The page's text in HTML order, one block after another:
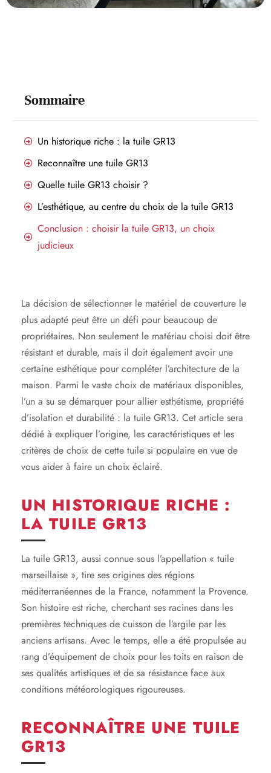
La décision de sélectionner le matériel de couverture le
plus adapté peut être un défi pour beaucoup de
propriétaires. Non seulement le matériau choisi doit être
résistant et durable, mais il doit également avoir une
certaine esthétique pour compléter l’architecture de la
maison. Parmi le vaste choix de matériaux disponibles,
l’un a su se démarquer pour allier esthétisme, propriété
d’isolation et durabilité : la tuile GR13. Cet article sera
dédié à expliquer l’origine, les caractéristiques et les
critères de choix de cette tuile si populaire en vue de
vous aider à faire un choix éclairé.
UN HISTORIQUE RICHE :
LA TUILE GR13
La tuile GR13, aussi connue sous l’appellation « tuile
marseillaise », tire ses origines des régions
méditerranéennes de la France, notamment la Provence.
Son histoire est riche, cherchant ses racines dans les
premières techniques de cuisson de l’argile par les
anciens artisans. Avec le temps, elle a été propulsée au
rang d’équipement de choix pour les toits en raison de
ses qualités artistiques et de sa résistance face aux
conditions météorologiques rigoureuses.
RECONNAÎTRE UNE TUILE
GR13
Sommaire
Un historique riche : la tuile GR13
Reconnaître une tuile GR13
Quelle tuile GR13 choisir ?
L’esthétique, au centre du choix de la tuile GR13
Conclusion : choisir la tuile GR13, un choix
judicieux